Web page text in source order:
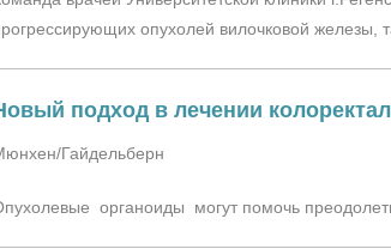
опухолей вилочковой железы,
подход в лечении
Гайдельберн
органоиды могут помочь